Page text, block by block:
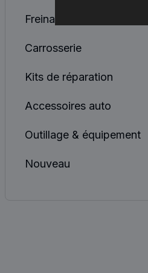
Freinage
Carrosserie
Kits de réparation
Accessoires auto
Outillage & équipement
Nouveau